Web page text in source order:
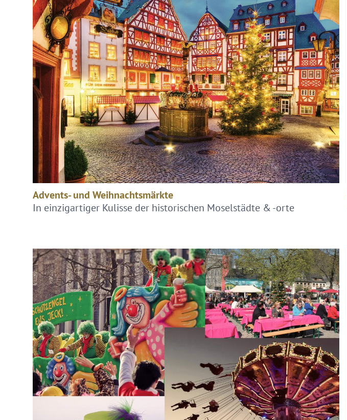
Advents- und Weihnachtsmärkte
In einzigartiger Kulisse der historischen Moselstädte & -orte